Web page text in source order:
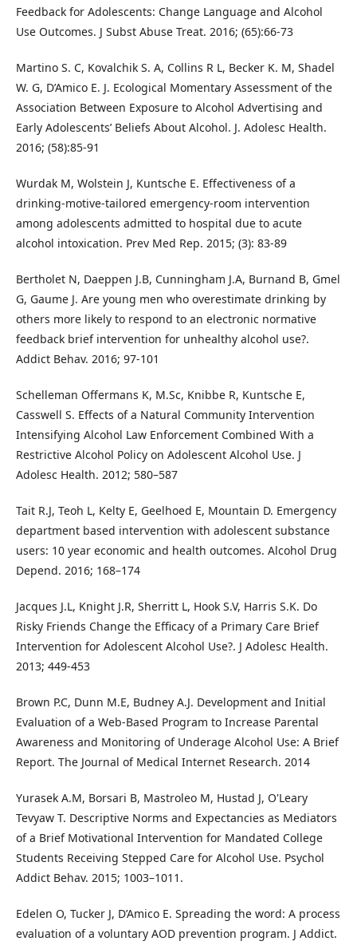
Feedback for Adolescents: Change Language and Alcohol
Use Outcomes. J Subst Abuse Treat. 2016; (65):66-73
Martino S. C, Kovalchik S. A, Collins R L, Becker K. M, Shadel
W. G, D’Amico E. J. Ecological Momentary Assessment of the
Association Between Exposure to Alcohol Advertising and
Early Adolescents’ Beliefs About Alcohol. J. Adolesc Health.
2016; (58):85-91
Wurdak M, Wolstein J, Kuntsche E. Effectiveness of a
drinking-motive-tailored emergency-room intervention
among adolescents admitted to hospital due to acute
alcohol intoxication. Prev Med Rep. 2015; (3): 83-89
Bertholet N, Daeppen J.B, Cunningham J.A, Burnand B, Gmel
G, Gaume J. Are young men who overestimate drinking by
others more likely to respond to an electronic normative
feedback brief intervention for unhealthy alcohol use?.
Addict Behav. 2016; 97-101
Schelleman Offermans K, M.Sc, Knibbe R, Kuntsche E,
Casswell S. Effects of a Natural Community Intervention
Intensifying Alcohol Law Enforcement Combined With a
Restrictive Alcohol Policy on Adolescent Alcohol Use. J
Adolesc Health. 2012; 580–587
Tait R.J, Teoh L, Kelty E, Geelhoed E, Mountain D. Emergency
department based intervention with adolescent substance
users: 10 year economic and health outcomes. Alcohol Drug
Depend. 2016; 168–174
Jacques J.L, Knight J.R, Sherritt L, Hook S.V, Harris S.K. Do
Risky Friends Change the Efficacy of a Primary Care Brief
Intervention for Adolescent Alcohol Use?. J Adolesc Health.
2013; 449-453
Brown P.C, Dunn M.E, Budney A.J. Development and Initial
Evaluation of a Web-Based Program to Increase Parental
Awareness and Monitoring of Underage Alcohol Use: A Brief
Report. The Journal of Medical Internet Research. 2014
Yurasek A.M, Borsari B, Mastroleo M, Hustad J, O'Leary
Tevyaw T. Descriptive Norms and Expectancies as Mediators
of a Brief Motivational Intervention for Mandated College
Students Receiving Stepped Care for Alcohol Use. Psychol
Addict Behav. 2015; 1003–1011.
Edelen O, Tucker J, D’Amico E. Spreading the word: A process
evaluation of a voluntary AOD prevention program. J Addict.